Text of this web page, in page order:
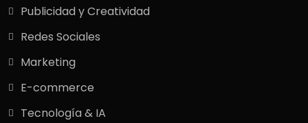
Publicidad y Creatividad
Redes Sociales
Marketing
E-commerce
Tecnología & IA